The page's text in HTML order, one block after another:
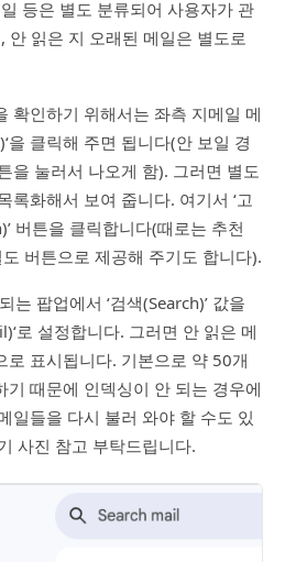
등은 별도 분류되어 사용자가 관
안 읽은 지 오래된 메일은 별도로
확인하기 위해서는 좌측 지메일 메
을 클릭해 주면 됩니다(안 보일 경
을 눌러서 나오게 함). 그러면 별도
록화해서 보여 줍니다. 여기서 ‘고
버튼을 클릭합니다(때로는 추천
도 버튼으로 제공해 주기도 합니다).
는 팝업에서 ‘검색(Search)’ 값을
로 설정합니다. 그러면 안 읽은 메
로 표시됩니다. 기본으로 약 50개
기 때문에 인덱싱이 안 되는 경우에
일들을 다시 불러 와야 할 수도 있
사진 참고 부탁드립니다.